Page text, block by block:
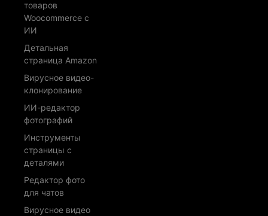
товаров
Woocommerce с
ИИ
Детальная
страница Amazon
Вирусное видео-
клонирование
ИИ-редактор
фотографий
Инструменты
страницы с
деталями
Редактор фото
для чатов
Вирусное видео